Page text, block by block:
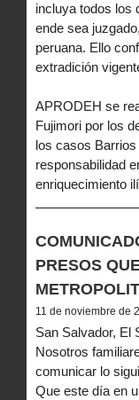
incluya todos los
ende sea
peruana. Ello
extradición
APRODEH se
Fujimori por los
los casos
responsabilidad
enriquecimiento
PRESOS
11 de noviembre de
San Salvador, El
Nosotros
comunicar lo
Que este día en